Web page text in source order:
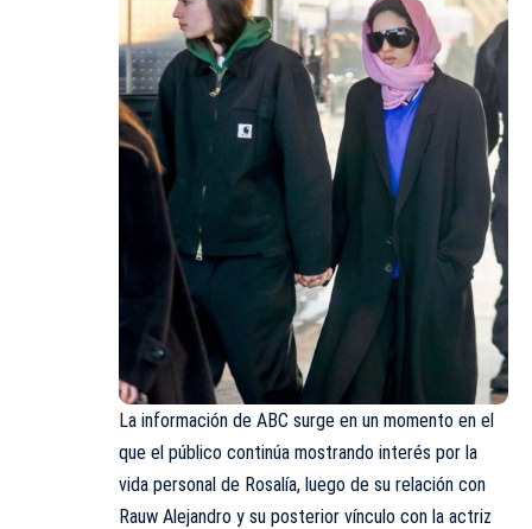
La información de ABC surge en un momento en el
que el público continúa mostrando interés por la
vida personal de Rosalía, luego de su relación con
Rauw Alejandro y su posterior vínculo con la actriz